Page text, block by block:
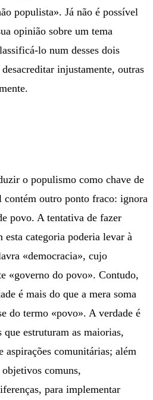
populista». Já não é possível
opinião sobre um tema
lo num desses dois
injustamente, outras
o populismo como chave de
contém outro ponto fraco: ignora
povo. A tentativa de fazer
esta categoria poderia levar à
«democracia», cujo
«governo do povo». Contudo,
é mais do que a mera soma
do termo «povo». A verdade é
que estruturam as maiorias,
aspirações comunitárias; além
objetivos comuns,
para implementar